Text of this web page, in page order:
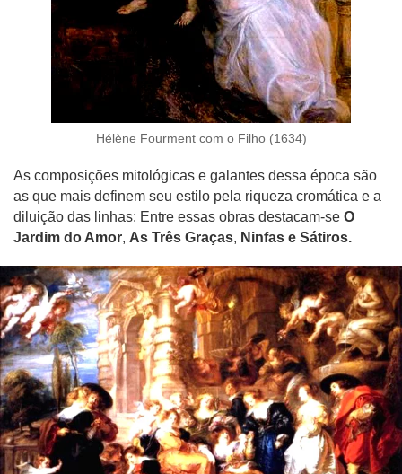
Hélène Fourment com o Filho (1634)
As composições mitológicas e galantes dessa época são
as que mais definem seu estilo pela riqueza cromática e a
diluição das linhas: Entre essas obras destacam-se O
Jardim do Amor, As Três Graças, Ninfas e Sátiros.